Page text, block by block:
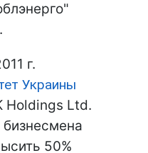
г.
Украины
Holdings Ltd.
50%